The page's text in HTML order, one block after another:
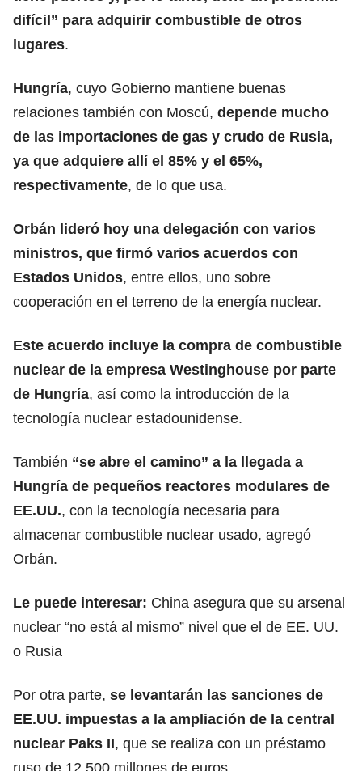
difícil” para adquirir combustible de otros
lugares.
Hungría, cuyo Gobierno mantiene buenas
relaciones también con Moscú, depende mucho
de las importaciones de gas y crudo de Rusia,
ya que adquiere allí el 85% y el 65%,
respectivamente, de lo que usa.
Orbán lideró hoy una delegación con varios
ministros, que firmó varios acuerdos con
Estados Unidos, entre ellos, uno sobre
cooperación en el terreno de la energía nuclear.
Este acuerdo incluye la compra de combustible
nuclear de la empresa Westinghouse por parte
de Hungría, así como la introducción de la
tecnología nuclear estadounidense.
También “se abre el camino” a la llegada a
Hungría de pequeños reactores modulares de
EE.UU., con la tecnología necesaria para
almacenar combustible nuclear usado, agregó
Orbán.
Le puede interesar: China asegura que su arsenal
nuclear “no está al mismo” nivel que el de EE. UU.
o Rusia
Por otra parte, se levantarán las sanciones de
EE.UU. impuestas a la ampliación de la central
nuclear Paks II, que se realiza con un préstamo
ruso de 12.500 millones de euros.